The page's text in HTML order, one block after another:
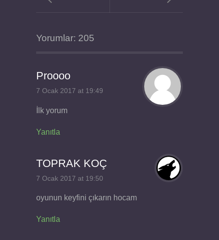
Yorumlar: 205
Proooo
7 Ocak 2017 at 19:49
İlk yorum
Yanıtla
TOPRAK KOÇ
7 Ocak 2017 at 19:50
oyunun keyfini çıkarın hocam
Yanıtla